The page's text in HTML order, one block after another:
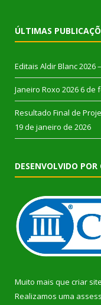
ÚLTIMAS
Editais Aldir Blanc 2026
Janeiro Roxo 2026 6 de
Resultado Final de
19 de janeiro de 2026
DESENVOLVIDO POR
Muito mais que criar site
Realizamos uma